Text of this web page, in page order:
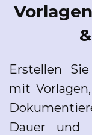
Erstellen
mit
Dauer und